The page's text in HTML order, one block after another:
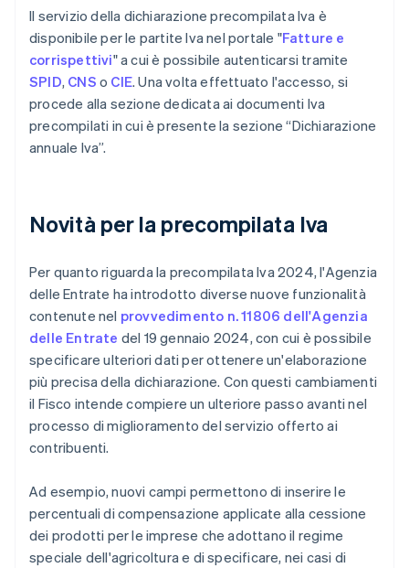
Il servizio della dichiarazione precompilata Iva è
disponibile per le partite Iva nel portale "Fatture e
corrispettivi" a cui è possibile autenticarsi tramite
SPID, CNS o CIE. Una volta effettuato l'accesso, si
procede alla sezione dedicata ai documenti Iva
precompilati in cui è presente la sezione “Dichiarazione
annuale Iva”.
Novità per la precompilata Iva
Per quanto riguarda la precompilata Iva 2024, l'Agenzia
delle Entrate ha introdotto diverse nuove funzionalità
contenute nel provvedimento n. 11806 dell'Agenzia
delle Entrate del 19 gennaio 2024, con cui è possibile
specificare ulteriori dati per ottenere un'elaborazione
più precisa della dichiarazione. Con questi cambiamenti
il Fisco intende compiere un ulteriore passo avanti nel
processo di miglioramento del servizio offerto ai
contribuenti.
Ad esempio, nuovi campi permettono di inserire le
percentuali di compensazione applicate alla cessione
dei prodotti per le imprese che adottano il regime
speciale dell'agricoltura e di specificare, nei casi di